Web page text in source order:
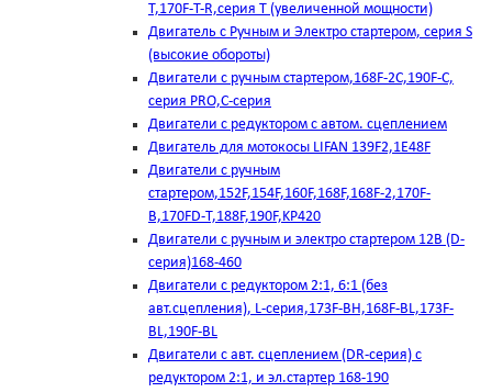
T,170F-T-R,серия Т (увеличенной мощности)
Двигатель с Ручным и Электро стартером, серия S
(высокие обороты)
Двигатели с ручным стартером,168F-2C,190F-C,
серия PRO,C-серия
Двигатели с редуктором с автом. сцеплением
Двигатель для мотокосы LIFAN 139F2,1E48F
Двигатели с ручным
стартером,152F,154F,160F,168F,168F-2,170F-
B,170FD-T,188F,190F,KP420
Двигатели с ручным и электро стартером 12В (D-
серия)168-460
Двигатели с редуктором 2:1, 6:1 (без
авт.сцепления), L-серия,173F-BH,168F-BL,173F-
BL,190F-BL
Двигатели с авт. сцеплением (DR-серия) с
редуктором 2:1, и эл.стартер 168-190